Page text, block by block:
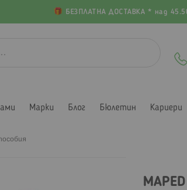
БЕЗПЛАТНА ДОСТАВКА * над
Марки Блог Бюлетин Кариери